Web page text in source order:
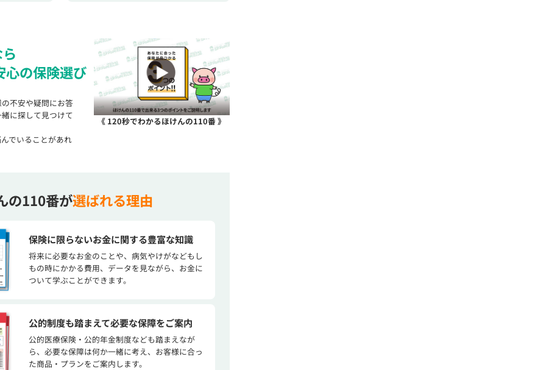
心の保険選び
《 120秒でわかるほけんの110番 》
不安や疑問にお答
に探して見つけて
でいることがあれ
の110番が選ばれる理由
保険に限らないお金に関する豊富な知識
将来に必要なお金のことや、病気やけがなどもし
もの時にかかる費用、データを見ながら、お金に
ついて学ぶことができます。
公的制度も踏まえて必要な保障をご案内
公的医療保険・公的年金制度なども踏まえなが
ら、必要な保障は何か一緒に考え、お客様に合っ
た商品・プランをご案内します。